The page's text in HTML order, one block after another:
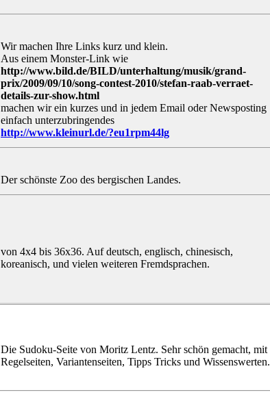
Wir machen Ihre Links kurz und klein.
Aus einem Monster-Link wie
http://www.bild.de/BILD/unterhaltung/musik/grand-
prix/2009/09/10/song-contest-2010/stefan-raab-verraet-
details-zur-show.html
machen wir ein kurzes und in jedem Email oder Newsposting
einfach unterzubringendes
http://www.kleinurl.de/?eu1rpm44lg
Der schönste Zoo des bergischen Landes.
von 4x4 bis 36x36. Auf deutsch, englisch, chinesisch,
koreanisch, und vielen weiteren Fremdsprachen.
Die Sudoku-Seite von Moritz Lentz. Sehr schön gemacht, mit
Regelseiten, Variantenseiten, Tipps Tricks und Wissenswerten.